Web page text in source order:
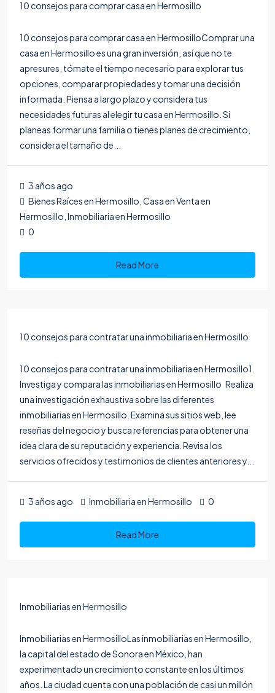
10 consejos para comprar casa en Hermosillo
10 consejos para comprar casa en HermosilloComprar una
casa en Hermosillo es una gran inversión, así que no te
apresures, tómate el tiempo necesario para explorar tus
opciones, comparar propiedades y tomar una decisión
informada. Piensa a largo plazo y considera tus
necesidades futuras al elegir tu casa en Hermosillo. Si
planeas formar una familia o tienes planes de crecimiento,
considera el tamaño de...
3 años ago
Bienes Raíces en Hermosillo Casa en Venta en
Hermosillo Inmobiliaria en Hermosillo
0
Read More
10 consejos para contratar una inmobiliaria en Hermosillo
10 consejos para contratar una inmobiliaria en Hermosillo1.
Investiga y compara las inmobiliarias en Hermosillo Realiza
una investigación exhaustiva sobre las diferentes
inmobiliarias en Hermosillo. Examina sus sitios web, lee
reseñas del negocio y busca referencias para obtener una
idea clara de su reputación y experiencia. Revisa los
servicios ofrecidos y testimonios de clientes anteriores y...
3 años ago Inmobiliaria en Hermosillo 0
Read More
Inmobiliarias en Hermosillo
Inmobiliarias en HermosilloLas inmobiliarias en Hermosillo,
la capital del estado de Sonora en México, han
experimentado un crecimiento constante en los últimos
años. La ciudad cuenta con una población de casi un millón